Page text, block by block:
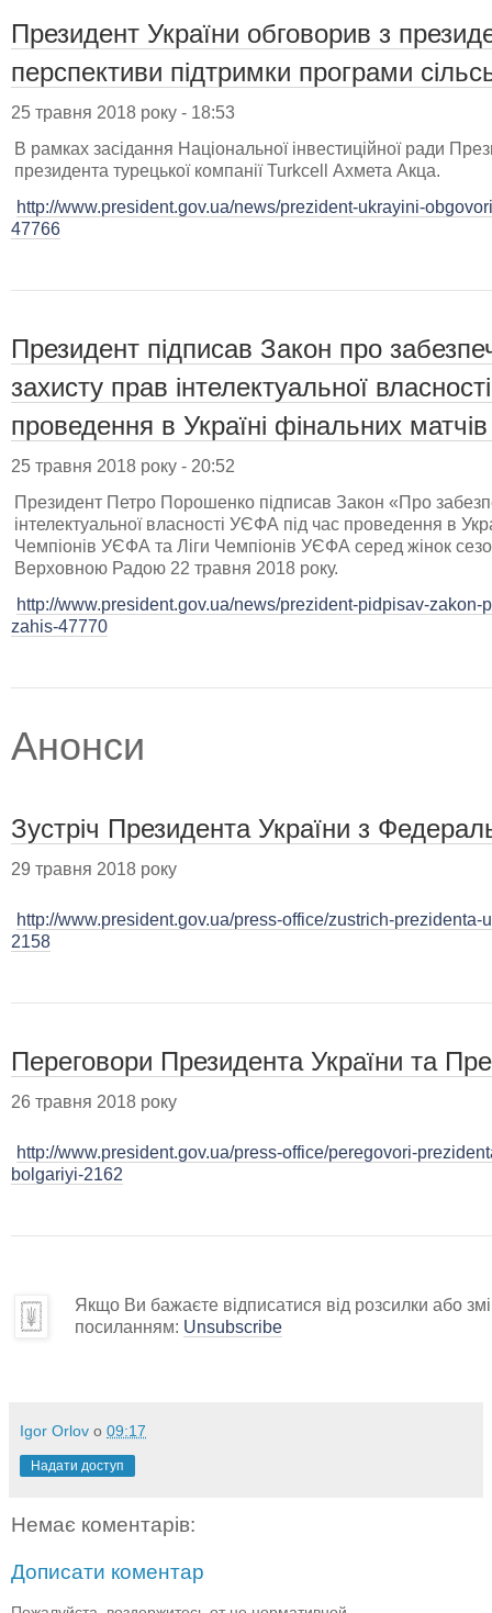
Президент України обговорив з
перспективи підтримки програми
25 травня 2018 року - 18:53
В рамках засідання Національної інвестиційної ради
президента турецької компанії Turkcell Ахмета Акца.
http://www.president.gov.ua/news/prezident-ukrayini-
47766
Президент підписав Закон про
захисту прав інтелектуальної
проведення в Україні фінальних
25 травня 2018 року - 20:52
Президент Петро Порошенко підписав Закон «Про
інтелектуальної власності УЄФА під час проведення в
Чемпіонів УЄФА та Ліги Чемпіонів УЄФА серед жінок
Верховною Радою 22 травня 2018 року.
http://www.president.gov.ua/news/prezident-pidpisav-
zahis-47770
Анонси
Зустріч Президента України з
29 травня 2018 року
http://www.president.gov.ua/press-office/zustrich-
2158
Переговори Президента України та
26 травня 2018 року
http://www.president.gov.ua/press-office/peregovori-
bolgariyi-2162
Якщо Ви бажаєте відписатися від розсилки або
посиланням: Unsubscribe
Igor Orlov о 09:17
Надати доступ
Немає коментарів:
Дописати коментар